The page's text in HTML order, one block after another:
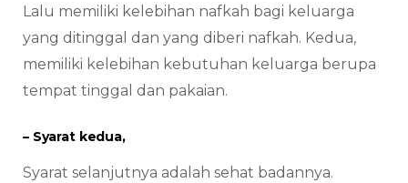
Lalu memiliki kelebihan nafkah bagi keluarga
yang ditinggal dan yang diberi nafkah. Kedua,
memiliki kelebihan kebutuhan keluarga berupa
tempat tinggal dan pakaian.
– Syarat kedua,
Syarat selanjutnya adalah sehat badannya.